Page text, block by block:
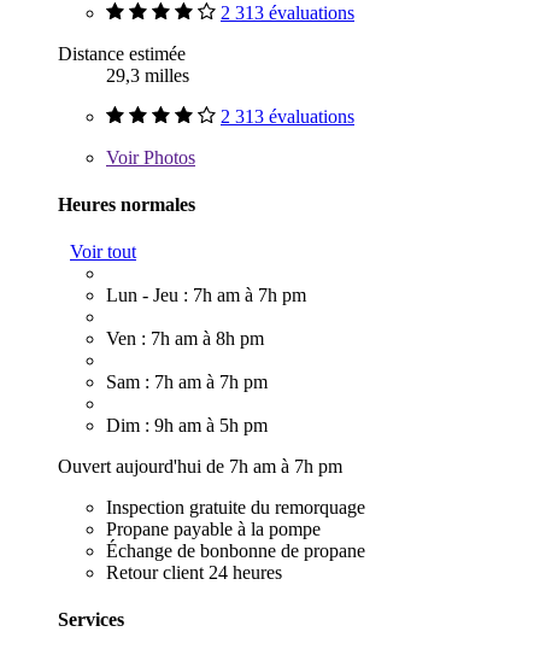
2 313 évaluations
Distance estimée
29,3 milles
2 313 évaluations
VoirPhotos
Heures normales
Voir tout
Lun - Jeu : 7h am à 7h pm
Ven : 7h am à 8h pm
Sam : 7h am à 7h pm
Dim : 9h am à 5h pm
Ouvert aujourd'hui de 7h am à 7h pm
Inspection gratuite du remorquage
Propane payable à la pompe
Échange de bonbonne de propane
Retour client 24 heures
Services